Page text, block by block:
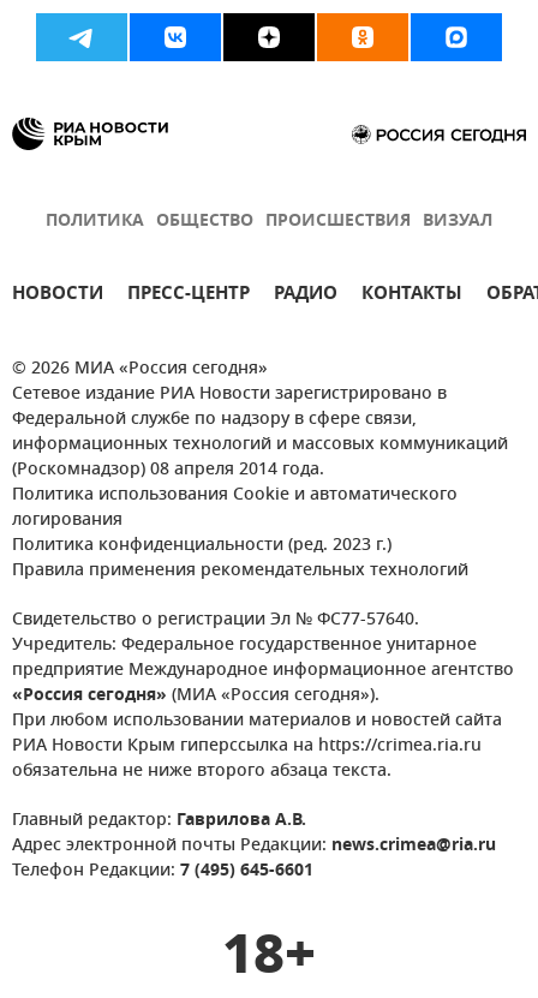
ПОЛИТИКА ОБЩЕСТВО ПРОИСШЕСТВИЯ ВИЗУАЛ
НОВОСТИ ПРЕСС-ЦЕНТР РАДИО КОНТАКТЫ
© 2026 МИА «Россия сегодня»
Сетевое издание РИА Новости зарегистрировано в
Федеральной службе по надзору в сфере связи,
информационных технологий и массовых коммуникаций
(Роскомнадзор) 08 апреля 2014 года.
Политика использования Cookie и автоматического
логирования
Политика конфиденциальности (ред. 2023 г.)
Правила применения рекомендательных технологий
Свидетельство о регистрации Эл № ФС77-57640.
Учредитель: Федеральное государственное унитарное
предприятие Международное информационное агентство
«Россия сегодня» (МИА «Россия сегодня»).
При любом использовании материалов и новостей сайта
РИА Новости Крым гиперссылка на https://crimea.ria.ru
обязательна не ниже второго абзаца текста.
Главный редактор: Гаврилова А.В.
Адрес электронной почты Редакции: news.crimea@ria.ru
Телефон Редакции: 7 (495) 645-6601
18+